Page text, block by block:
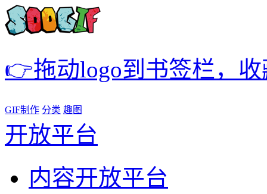
👉拖动logo到书签栏，
GIF制作 分类 趣图
开放平台
内容开放平台